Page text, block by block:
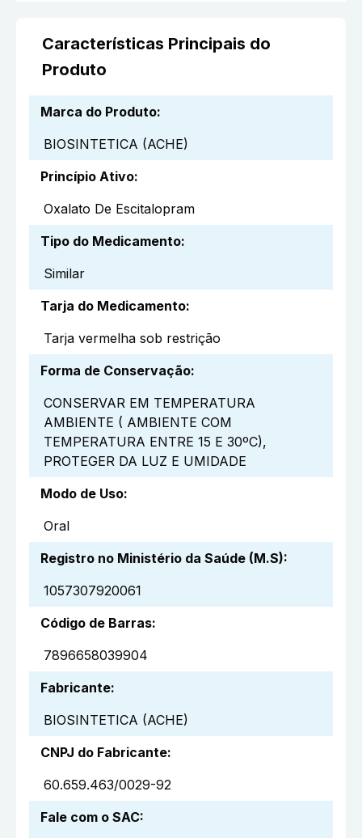
Características Principais do
Produto
Marca do Produto:
BIOSINTETICA (ACHE)
Princípio Ativo:
Oxalato De Escitalopram
Tipo do Medicamento:
Similar
Tarja do Medicamento:
Tarja vermelha sob restrição
Forma de Conservação:
CONSERVAR EM TEMPERATURA
AMBIENTE ( AMBIENTE COM
TEMPERATURA ENTRE 15 E 30ºC),
PROTEGER DA LUZ E UMIDADE
Modo de Uso:
Oral
Registro no Ministério da Saúde (M.S):
1057307920061
Código de Barras:
7896658039904
Fabricante:
BIOSINTETICA (ACHE)
CNPJ do Fabricante:
60.659.463/0029-92
Fale com o SAC: